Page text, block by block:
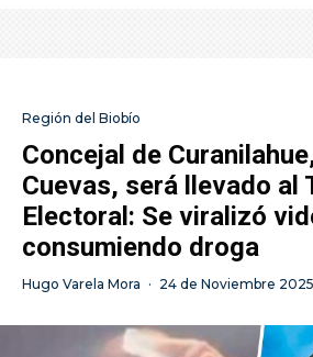
Región del Biobío
Concejal de
Cuevas, será llevado al
Electoral: Se viralizó
consumiendo droga
Hugo Varela Mora · 24 de Noviembre 2025